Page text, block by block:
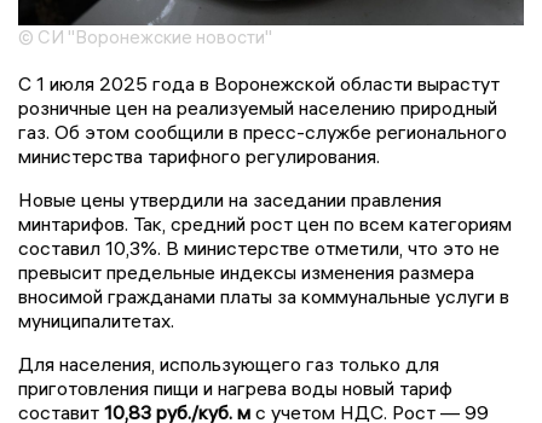
© СИ "Воронежские новости"
С 1 июля 2025 года в Воронежской области вырастут
розничные цен на реализуемый населению природный
газ. Об этом сообщили в пресс-службе регионального
министерства тарифного регулирования.
Новые цены утвердили на заседании правления
минтарифов. Так, средний рост цен по всем категориям
составил 10,3%. В министерстве отметили, что это не
превысит предельные индексы изменения размера
вносимой гражданами платы за коммунальные услуги в
муниципалитетах.
Для населения, использующего газ только для
приготовления пищи и нагрева воды новый тариф
составит 10,83 руб./куб. м с учетом НДС. Рост — 99